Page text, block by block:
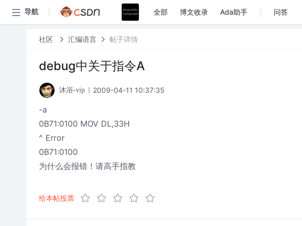
导航 全部 博文收录 Ada助手 问答
社区 汇编语言 帖子详情
debug中关于指令A
沐浴-vip 2009-04-11 10:37:35
-a
0B71:0100 MOV DL,33H
^ Error
0B71:0100
为什么会报错！请高手指教
给本帖投票